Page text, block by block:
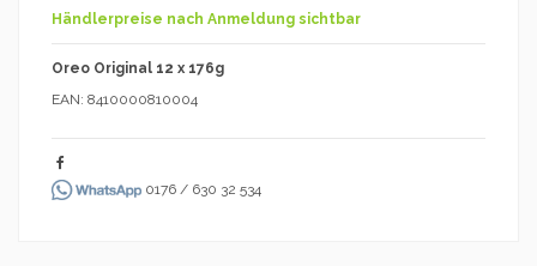
Händlerpreise nach Anmeldung sichtbar
Oreo Original 12 x 176g
EAN: 8410000810004
0176 / 630 32 534